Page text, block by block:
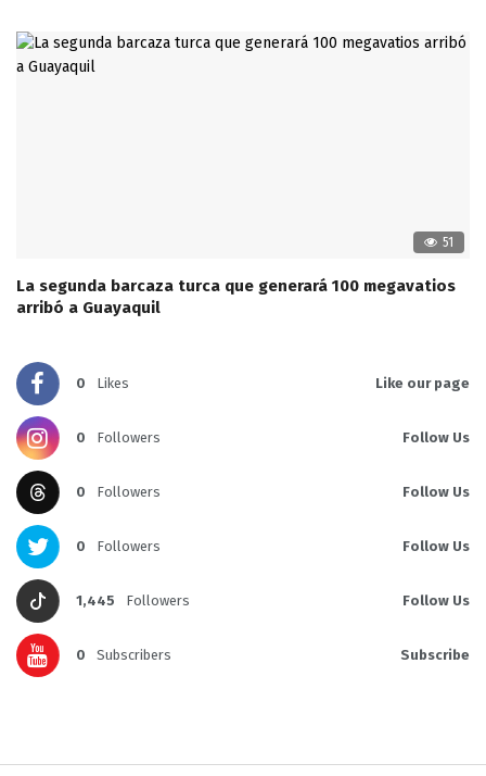
51
La segunda barcaza turca que generará 100 megavatios
arribó a Guayaquil
0 Likes Like our page
0 Followers Follow Us
0 Followers Follow Us
0 Followers Follow Us
1,445 Followers Follow Us
0 Subscribers Subscribe